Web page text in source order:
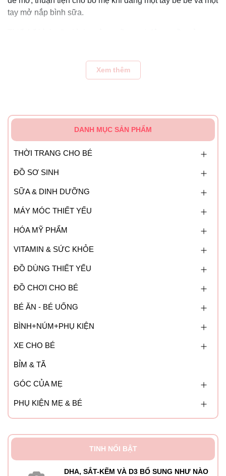
tay mở nắp bình sữa.
Bình Hegen được thiết kế với cổ bình rộng, bề mặt bên
trong bình trơn lán, và các chi tiết khác được thiết kế tối
Xem thêm
DANH MỤC SẢN PHẨM
THỜI TRANG CHO BÉ
ĐỒ SƠ SINH
SỮA & DINH DƯỠNG
MÁY MÓC THIẾT YẾU
HÓA MỸ PHẨM
VITAMIN & SỨC KHỎE
ĐỒ DÙNG THIẾT YẾU
ĐỒ CHƠI CHO BÉ
BÉ ĂN - BÉ UỐNG
BÌNH+NÚM+PHỤ KIỆN
XE CHO BÉ
BỈM & TÃ
GÓC CỦA MẸ
PHỤ KIỆN MẸ & BÉ
TINH NỔI BẬT
DHA, SẮT-KẼM VÀ D3 BỔ SUNG NHƯ NÀO